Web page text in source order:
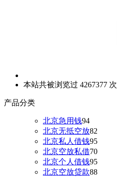
本站共被浏览过 4267377 次
产品分类
北京急用钱94
北京无抵空放82
北京私人借钱95
北京空放私借70
北京个人借钱95
北京空放贷款88